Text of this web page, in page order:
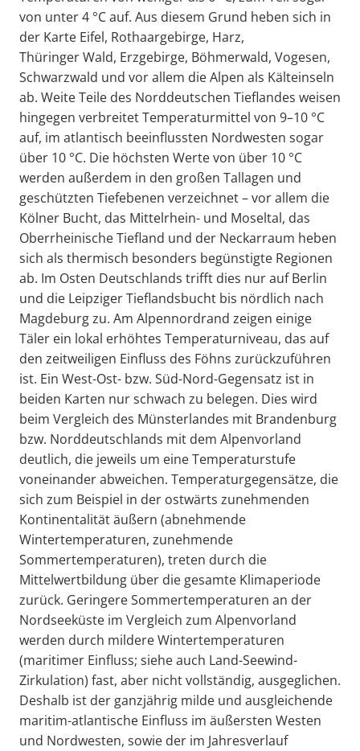
von unter 4 °C auf. Aus diesem Grund heben sich in
der Karte Eifel, Rothaargebirge, Harz,
Thüringer Wald, Erzgebirge, Böhmerwald, Vogesen,
Schwarzwald und vor allem die Alpen als Kälteinseln
ab. Weite Teile des Norddeutschen Tieflandes weisen
hingegen verbreitet Temperaturmittel von 9–10 °C
auf, im atlantisch beeinflussten Nordwesten sogar
über 10 °C. Die höchsten Werte von über 10 °C
werden außerdem in den großen Tallagen und
geschützten Tiefebenen verzeichnet – vor allem die
Kölner Bucht, das Mittelrhein- und Moseltal, das
Oberrheinische Tiefland und der Neckarraum heben
sich als thermisch besonders begünstigte Regionen
ab. Im Osten Deutschlands trifft dies nur auf Berlin
und die Leipziger Tieflandsbucht bis nördlich nach
Magdeburg zu. Am Alpennordrand zeigen einige
Täler ein lokal erhöhtes Temperaturniveau, das auf
den zeitweiligen Einfluss des Föhns zurückzuführen
ist. Ein West-Ost- bzw. Süd-Nord-Gegensatz ist in
beiden Karten nur schwach zu belegen. Dies wird
beim Vergleich des Münsterlandes mit Brandenburg
bzw. Norddeutschlands mit dem Alpenvorland
deutlich, die jeweils um eine Temperaturstufe
voneinander abweichen. Temperaturgegensätze, die
sich zum Beispiel in der ostwärts zunehmenden
Kontinentalität äußern (abnehmende
Wintertemperaturen, zunehmende
Sommertemperaturen), treten durch die
Mittelwertbildung über die gesamte Klimaperiode
zurück. Geringere Sommertemperaturen an der
Nordseeküste im Vergleich zum Alpenvorland
werden durch mildere Wintertemperaturen
(maritimer Einfluss; siehe auch Land-Seewind-
Zirkulation) fast, aber nicht vollständig, ausgeglichen.
Deshalb ist der ganzjährig milde und ausgleichende
maritim-atlantische Einfluss im äußersten Westen
und Nordwesten, sowie der im Jahresverlauf